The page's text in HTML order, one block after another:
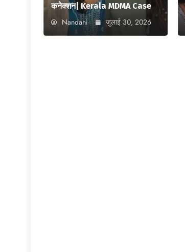
कनेक्शन| Kerala MDMA Case
Nandani जुलाई 30, 2026